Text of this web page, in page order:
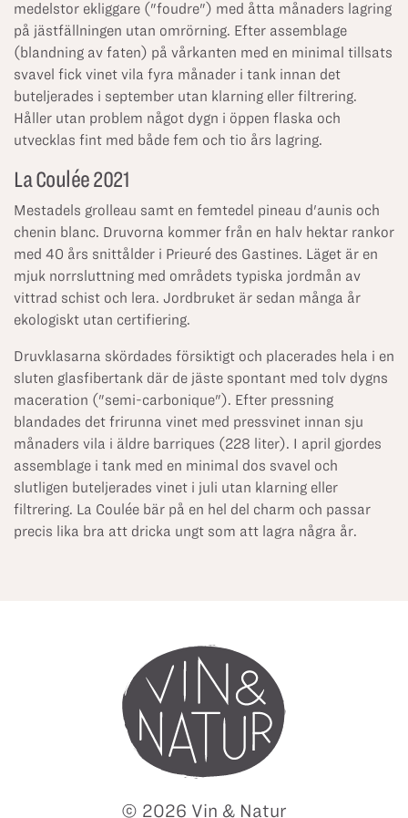
medelstor ekliggare ("foudre") med åtta månaders lagring
på jästfällningen utan omrörning. Efter assemblage
(blandning av faten) på vårkanten med en minimal tillsats
svavel fick vinet vila fyra månader i tank innan det
buteljerades i september utan klarning eller filtrering.
Håller utan problem något dygn i öppen flaska och
utvecklas fint med både fem och tio års lagring.
La Coulée 2021
Mestadels grolleau samt en femtedel pineau d'aunis och
chenin blanc. Druvorna kommer från en halv hektar rankor
med 40 års snittålder i Prieuré des Gastines. Läget är en
mjuk norrsluttning med områdets typiska jordmån av
vittrad schist och lera. Jordbruket är sedan många år
ekologiskt utan certifiering.
Druvklasarna skördades försiktigt och placerades hela i en
sluten glasfibertank där de jäste spontant med tolv dygns
maceration ("semi-carbonique"). Efter pressning
blandades det frirunna vinet med pressvinet innan sju
månaders vila i äldre barriques (228 liter). I april gjordes
assemblage i tank med en minimal dos svavel och
slutligen buteljerades vinet i juli utan klarning eller
filtrering. La Coulée bär på en hel del charm och passar
precis lika bra att dricka ungt som att lagra några år.
© 2026 Vin & Natur